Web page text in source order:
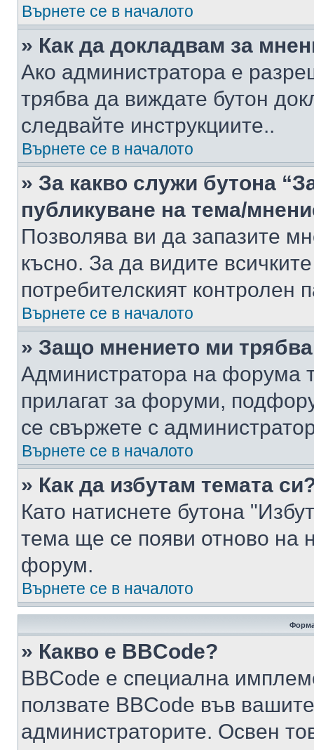
Върнете се в началото
» Как да докладвам за
Ако администратора е
трябва да виждате бутон
следвайте инструкциите..
Върнете се в началото
» За какво служи бутона
публикуване на тема/
Позволява ви да запазите
късно. За да видите
потребителският контролен
Върнете се в началото
» Защо мнението ми
Администратора на форума
прилагат за форуми,
се свържете с
Върнете се в началото
» Как да избутам темата
Като натиснете бутона
тема ще се появи отново на
форум.
Върнете се в началото
» Какво е BBCode?
BBCode е специална
ползвате BBCode във
администраторите. Освен